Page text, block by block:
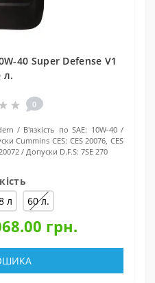
40 Super Defense V1
л.
0
В'язкість по SAE: 10W-40
Cummins CES: CES 20076, CES
Допуски D.F.S: 7SE 270
л 60 л.
грн.